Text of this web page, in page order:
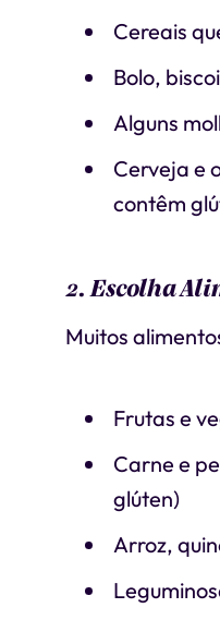
Cereais
Bolo,
Alguns
Cerveja e
contêm
2. Escolha
Muitos
Frutas e
Carne e
glúten)
Arroz,